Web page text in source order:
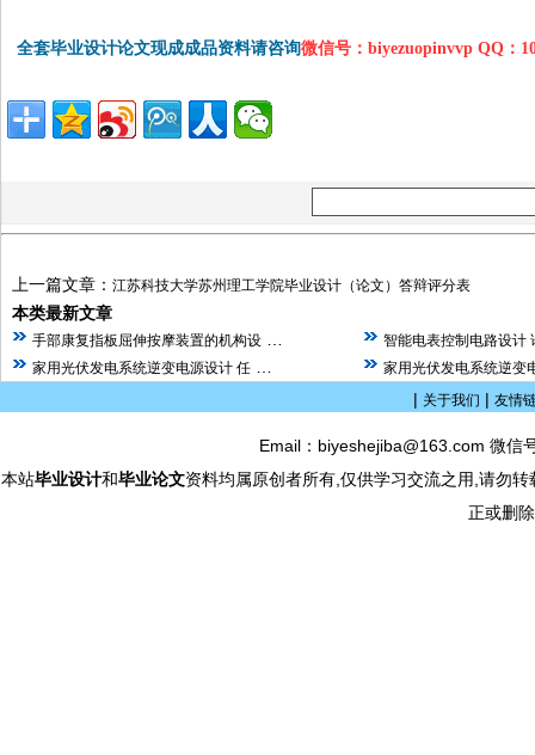
全套毕业设计论文现成成品资料请咨询微信号：biyezuopinvvp QQ
上一篇文章： 江苏科技大学苏州理工学院毕业设计（论文）答辩评分表
本类最新文章
手部康复指板屈伸按摩装置的机构设
智能电表控制电路设计
家用光伏发电系统逆变电源设计 任
家用光伏发电系统逆变
| 关于我们 | 友情
Email：biyeshejiba@163.com 微
本站毕业设计和毕业论文资料均属原创者所有,仅供学习交流之用,请勿
正或删